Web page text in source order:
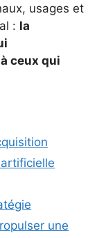
usages et
: la
ceux qui
artificielle
une